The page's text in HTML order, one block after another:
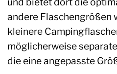
andere Flaschengrößen
kleinere
möglicherweise
die eine angepasste